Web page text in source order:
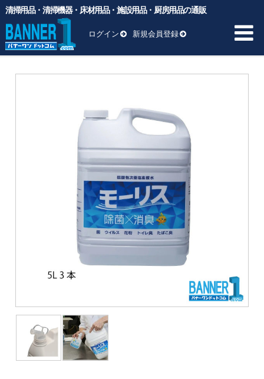
清掃用品・清掃機器・床材用品・施設用品・厨房用品の通販
ログイン 新規会員登録
HOME
商品一覧 ▼
業務用ゴミ袋
一般厨房用洗剤
ヘッド交換用
BM向け洗剤・ワックス
清掃用機械
厨房消耗品
バケツ
バナーワンドットコム>商品 >BM向け洗剤・ワックス>
メンテナンス>
モーリス 5L 3本 弱酸性次亜塩素酸水 モーリス